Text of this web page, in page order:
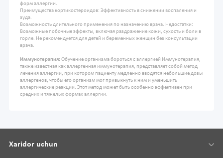
форм аллергии.
Преимущества кортикостероидов: Эффективность в снижении воспаления и
зуда.
Возможность длительного применения по назначению врача. Недостатки:
Возможные побочные эффекты, включая раздражение кожи, сухость и боли в
горле. Не рекомендуется для детей и беременных женщин без консультации
врача.
Иммунотерапия: Обучение организма бороться с аллергией Иммунотерапия,
также известная как аллергенная иммунотерапия, представляет собой метод
лечения аллергии, при котором пациенту медленно вводятся небольшие дозы
аллергенов, чтобы его организм мог привыкнуть к ним и уменьшить
аллергические реакции. Этот метод может быть особенно эффективен при
средних и тяжелых формах аллергии.
Xaridor uchun